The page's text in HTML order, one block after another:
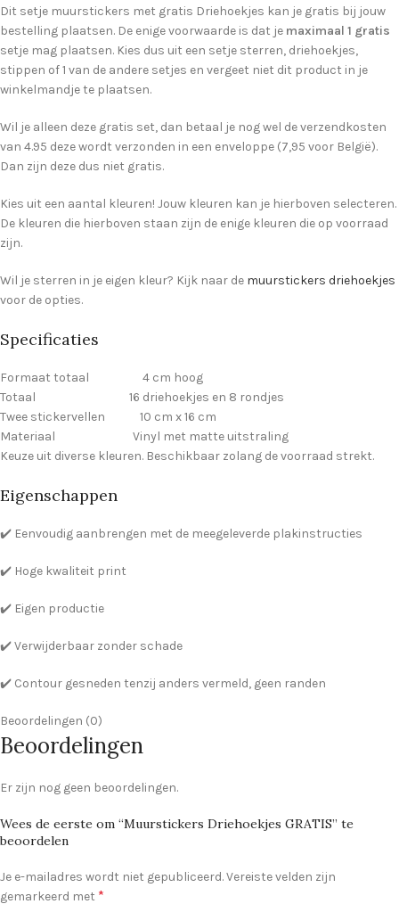
Dit setje muurstickers met gratis Driehoekjes kan je gratis bij jouw
bestelling plaatsen. De enige voorwaarde is dat je maximaal 1 gratis
setje mag plaatsen. Kies dus uit een setje sterren, driehoekjes,
stippen of 1 van de andere setjes en vergeet niet dit product in je
winkelmandje te plaatsen.
Wil je alleen deze gratis set, dan betaal je nog wel de verzendkosten
van 4.95 deze wordt verzonden in een enveloppe (7,95 voor België).
Dan zijn deze dus niet gratis.
Kies uit een aantal kleuren! Jouw kleuren kan je hierboven selecteren.
De kleuren die hierboven staan zijn de enige kleuren die op voorraad
zijn.
Wil je sterren in je eigen kleur? Kijk naar de muurstickers driehoekjes
voor de opties.
Specificaties
Formaat totaal 4 cm hoog
Totaal 16 driehoekjes en 8 rondjes
Twee stickervellen 10 cm x 16 cm
Materiaal Vinyl met matte uitstraling
Keuze uit diverse kleuren. Beschikbaar zolang de voorraad strekt.
Eigenschappen
✔️ Eenvoudig aanbrengen met de meegeleverde plakinstructies
✔️ Hoge kwaliteit print
✔️ Eigen productie
✔️ Verwijderbaar zonder schade
✔️ Contour gesneden tenzij anders vermeld, geen randen
Beoordelingen (0)
Beoordelingen
Er zijn nog geen beoordelingen.
Wees de eerste om “Muurstickers Driehoekjes GRATIS” te
beoordelen
Je e-mailadres wordt niet gepubliceerd.Vereiste velden zijn
gemarkeerd met *